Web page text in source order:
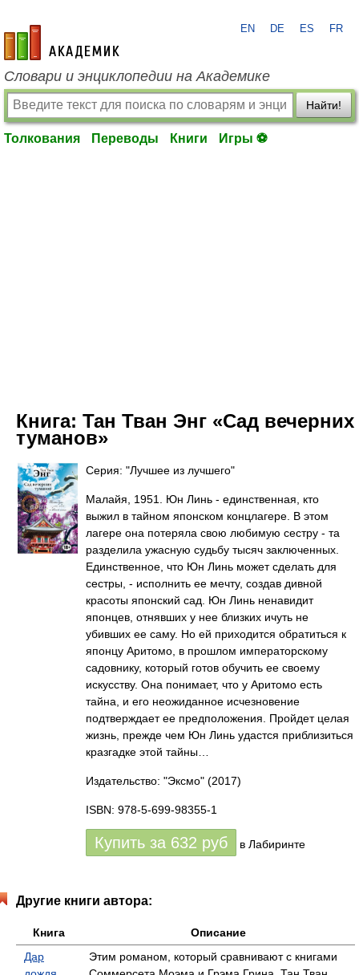
academic.ru
EN DE ES FR
Словари и энциклопедии на Академике
Найти!
Толкования Переводы Книги Игры ⚽
Книга: Тан Тван Энг «Сад вечерних
туманов»
Серия: "Лучшее из лучшего"
Малайя, 1951. Юн Линь - единственная, кто
выжил в тайном японском концлагере. В этом
лагере она потеряла свою любимую сестру - та
разделила ужасную судьбу тысяч заключенных.
Единственное, что Юн Линь может сделать для
сестры, - исполнить ее мечту, создав дивной
красоты японский сад. Юн Линь ненавидит
японцев, отнявших у нее близких ичуть не
убивших ее саму. Но ей приходится обратиться к
японцу Аритомо, в прошлом императорскому
садовнику, который готов обучить ее своему
искусству. Она понимает, что у Аритомо есть
тайна, и его неожиданное исчезновение
подтверждает ее предположения. Пройдет целая
жизнь, прежде чем Юн Линь удастся приблизиться
кразгадке этой тайны…
Издательство: "Эксмо" (2017)
ISBN: 978-5-699-98355-1
Купить за 632 руб в Лабиринте
Другие книги автора:
Книга
Описание
Дар
Этим романом, который сравнивают с книгами